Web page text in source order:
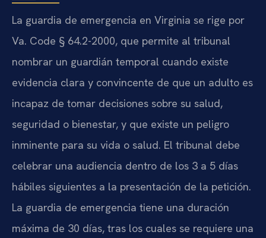
La guardia de emergencia en Virginia se rige por
Va. Code § 64.2-2000, que permite al tribunal
nombrar un guardián temporal cuando existe
evidencia clara y convincente de que un adulto es
incapaz de tomar decisiones sobre su salud,
seguridad o bienestar, y que existe un peligro
inminente para su vida o salud. El tribunal debe
celebrar una audiencia dentro de los 3 a 5 días
hábiles siguientes a la presentación de la petición.
La guardia de emergencia tiene una duración
máxima de 30 días, tras los cuales se requiere una